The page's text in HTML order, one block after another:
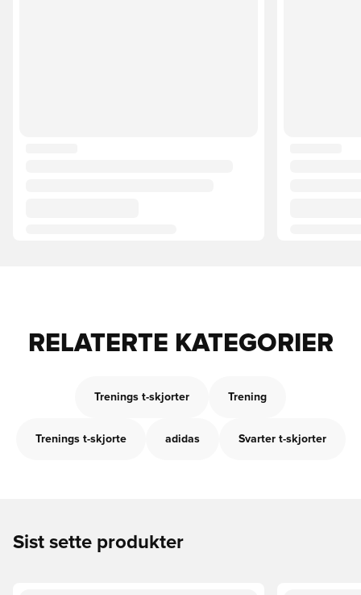
RELATERTE KATEGORIER
Trenings t-skjorter Trening
Trenings t-skjorte adidas Svarter t-skjorter
Sist sette produkter